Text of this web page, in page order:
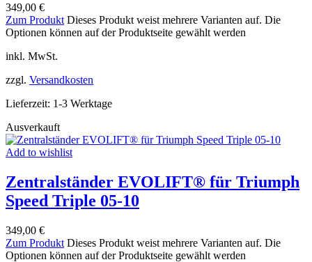
349,00 €
Zum Produkt Dieses Produkt weist mehrere Varianten auf. Die
Optionen können auf der Produktseite gewählt werden
inkl. MwSt.
zzgl. Versandkosten
Lieferzeit: 1-3 Werktage
Ausverkauft
Add to wishlist
Zentralständer EVOLIFT® für Triumph
Speed Triple 05-10
349,00 €
Zum Produkt Dieses Produkt weist mehrere Varianten auf. Die
Optionen können auf der Produktseite gewählt werden